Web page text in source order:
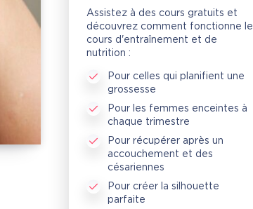
Assistez à des cours gratuits et
découvrez comment fonctionne le
cours d'entraînement et de
nutrition :
Pour celles qui planifient une
grossesse
Pour les femmes enceintes à
chaque trimestre
Pour récupérer après un
accouchement et des
césariennes
Pour créer la silhouette
parfaite